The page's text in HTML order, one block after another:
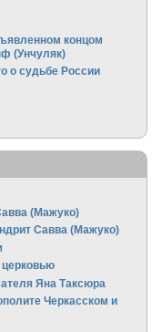
концом
(Унчуляк)
о судьбе России
(Мажуко)
Савва (Мажуко)
Яна Таксюра
Черкасском и